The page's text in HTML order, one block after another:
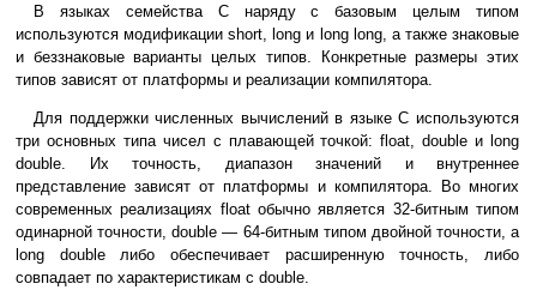
В языках семейства C наряду с базовым целым типом
используются модификации short, long и long long, а также знаковые
и беззнаковые варианты целых типов. Конкретные размеры этих
типов зависят от платформы и реализации компилятора.
Для поддержки численных вычислений в языке C используются
три основных типа чисел с плавающей точкой: float, double и long
double. Их точность, диапазон значений и внутреннее
представление зависят от платформы и компилятора. Во многих
современных реализациях float обычно является 32-битным типом
одинарной точности, double — 64-битным типом двойной точности, а
long double либо обеспечивает расширенную точность, либо
совпадает по характеристикам с double.